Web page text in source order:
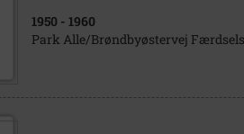
1950 - 1960
Park Alle/Brøndbyøstervej